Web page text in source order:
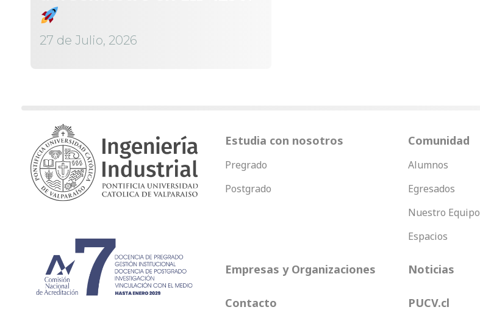
27 de Julio, 2026
Estudia con nosotros
Pregrado
Postgrado
Comunidad
Alumnos
Egresados
Nuestro Equipo
Espacios
Empresas y Organizaciones Noticias
Contacto PUCV.cl